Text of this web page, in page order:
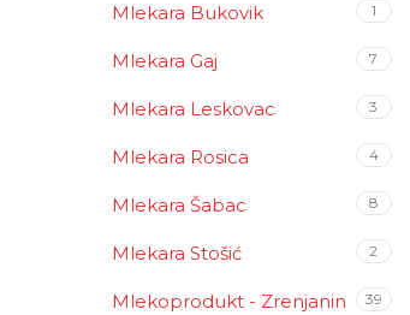
Mlekara Bukovik 1
Mlekara Gaj 7
Mlekara Leskovac 3
Mlekara Rosica 4
Mlekara Šabac 8
Mlekara Stošić 2
Mlekoprodukt - Zrenjanin 39